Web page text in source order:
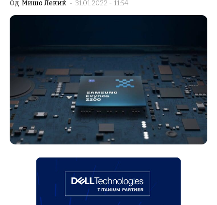
Од Мишо Лекиќ - 31.01.2022 - 11:54